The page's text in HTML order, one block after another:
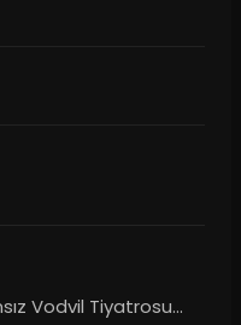
Vodvil Tiyatrosu...